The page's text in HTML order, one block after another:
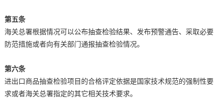
第五条
海关总署根据情况可以公布抽查检验结果、发布预警通告、采取必要
防范措施或者向有关部门通报抽查检验情况。
第六条
进出口商品抽查检验项目的合格评定依据是国家技术规范的强制性要
求或者海关总署指定的其它相关技术要求。